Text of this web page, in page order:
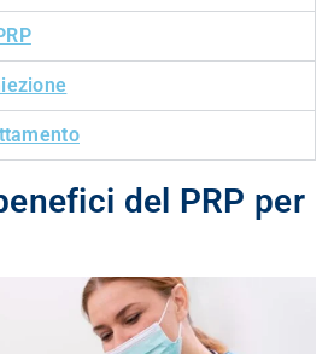
del PRP per